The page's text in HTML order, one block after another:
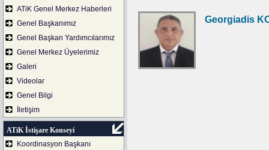
ATiK Genel Merkez Haberleri
Genel Başkanımız
Genel Başkan Yardımcılarımız
Genel Merkez Üyelerimiz
Galeri
Videolar
Genel Bilgi
İletişim
ATiK İstişare Konseyi
Koordinasyon Başkanı
Georgiadis